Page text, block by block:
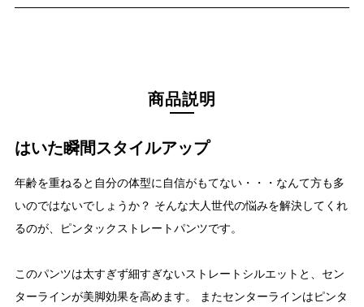
商品説明
はいた瞬間スタイルアップ
年齢を重ねると自分の体型に自信がもてない・・・なんて方も多
いのではないでしょうか？ そんな大人世代の悩みを解決してくれ
るのが、ピンタックストレートパンツです。
このパンツは太すぎず細すぎないストレートシルエットと、セン
ターラインが美脚効果を高めます。 またセンターラインはピンタ